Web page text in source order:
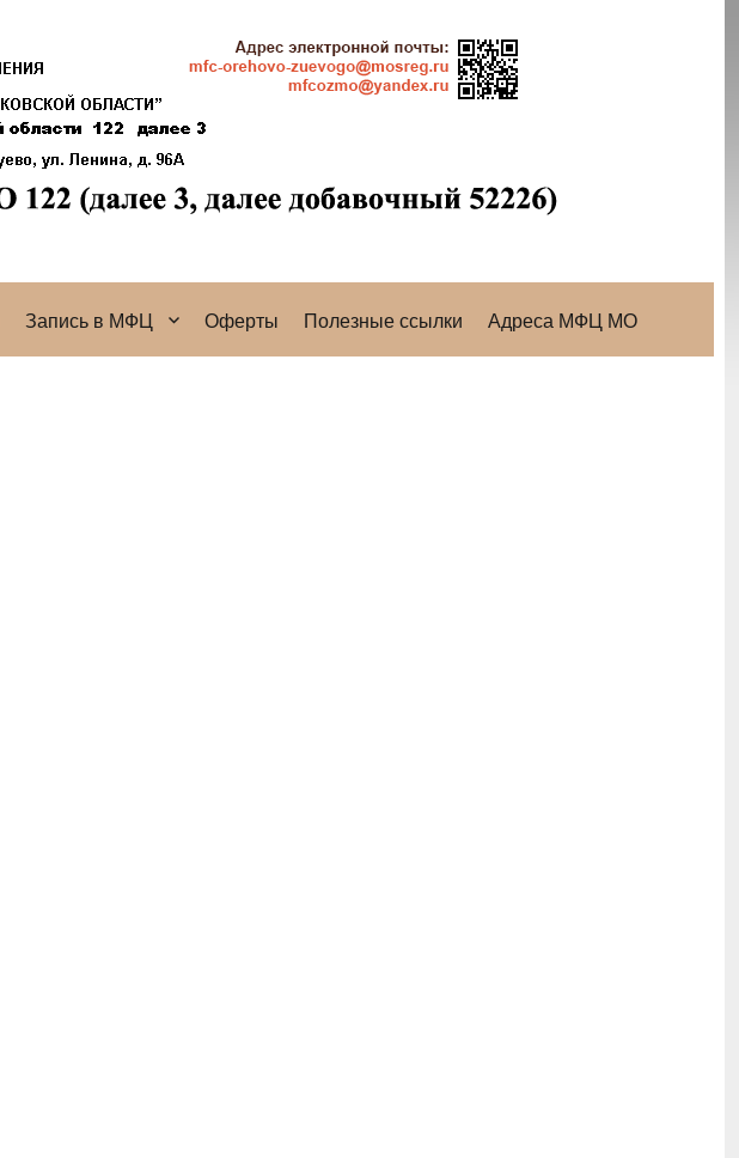
Запись в МФЦ Оферты Полезные ссылки Адреса МФЦ МО